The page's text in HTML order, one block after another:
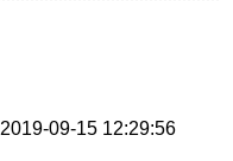
2019-09-15 12:29:56